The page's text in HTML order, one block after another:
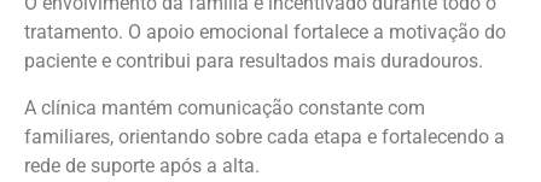
tratamento. O apoio emocional fortalece a motivação do
paciente e contribui para resultados mais duradouros.
A clínica mantém comunicação constante com
familiares, orientando sobre cada etapa e fortalecendo a
rede de suporte após a alta.